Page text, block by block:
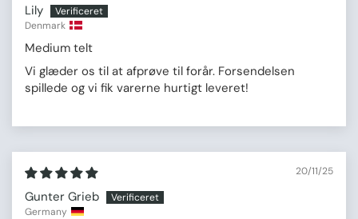
Lily
Denmark
Medium telt
Vi glæder os til at afprøve til forår. Forsendelsen
spillede og vi fik varerne hurtigt leveret!
20/11/25
Gunter Grieb
Germany